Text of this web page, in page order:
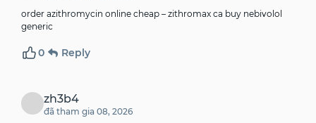
order azithromycin online cheap – zithromax ca buy nebivolol
generic
0 Reply
zh3b4
đã tham gia 08, 2026